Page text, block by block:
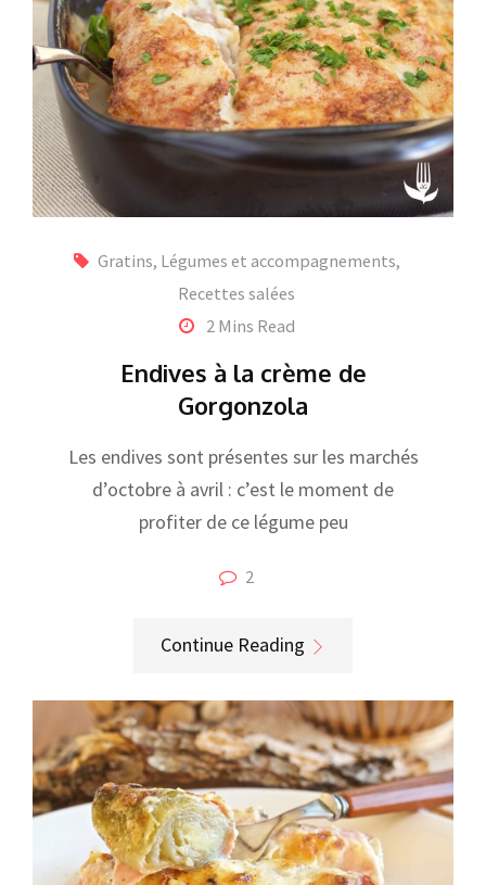
Gratins, Légumes et accompagnements,
Recettes salées
2 Mins Read
Endives à la crème de
Gorgonzola
Les endives sont présentes sur les marchés
d’octobre à avril : c’est le moment de
profiter de ce légume peu
2
Continue Reading